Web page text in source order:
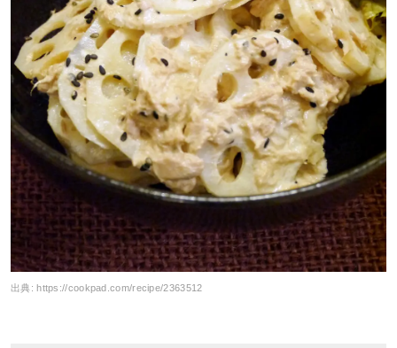
出典:https://cookpad.com/recipe/2363512